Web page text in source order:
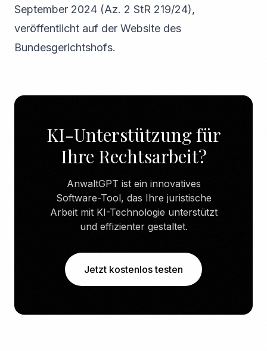
September 2024 (Az. 2 StR 219/24),
veröffentlicht auf der Website des
Bundesgerichtshofs.
KI-Unterstützung für
Ihre Rechtsarbeit?
AnwaltGPT ist ein innovatives
Software-Tool, das Ihre juristische
Arbeit mit KI-Technologie unterstützt
und effizienter gestaltet.
Jetzt kostenlos testen